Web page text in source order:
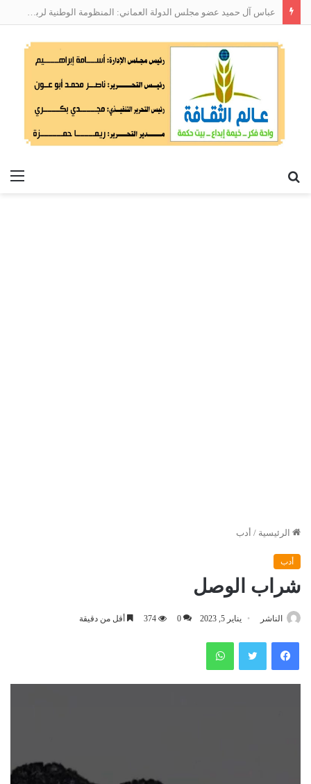
عباس آل حميد عضو مجلس الدولة العماني: المنظومة الوطنية لربط التوظيف بالمهارات تعالج البطالة من جذورها
الرئيسية / أدب
أدب
شراب الوصل
الناشر يناير 5, 2023 0
374 أقل من دقيقة
فيسبوك تويتر واتساب